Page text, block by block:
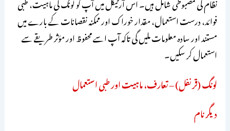
فوائد، درست استعمال، مقدار خوراک اور ممکنہ نقصانات کے بارے میں
مستند اور سادہ معلومات ملیں گی تاکہ آپ اسے محفوظ اور مؤثر طریقے سے
استعمال کر سکیں۔
لونگ (قرنفل) – تعارف، ماہیت اور طبی استعمال
دیگر نام